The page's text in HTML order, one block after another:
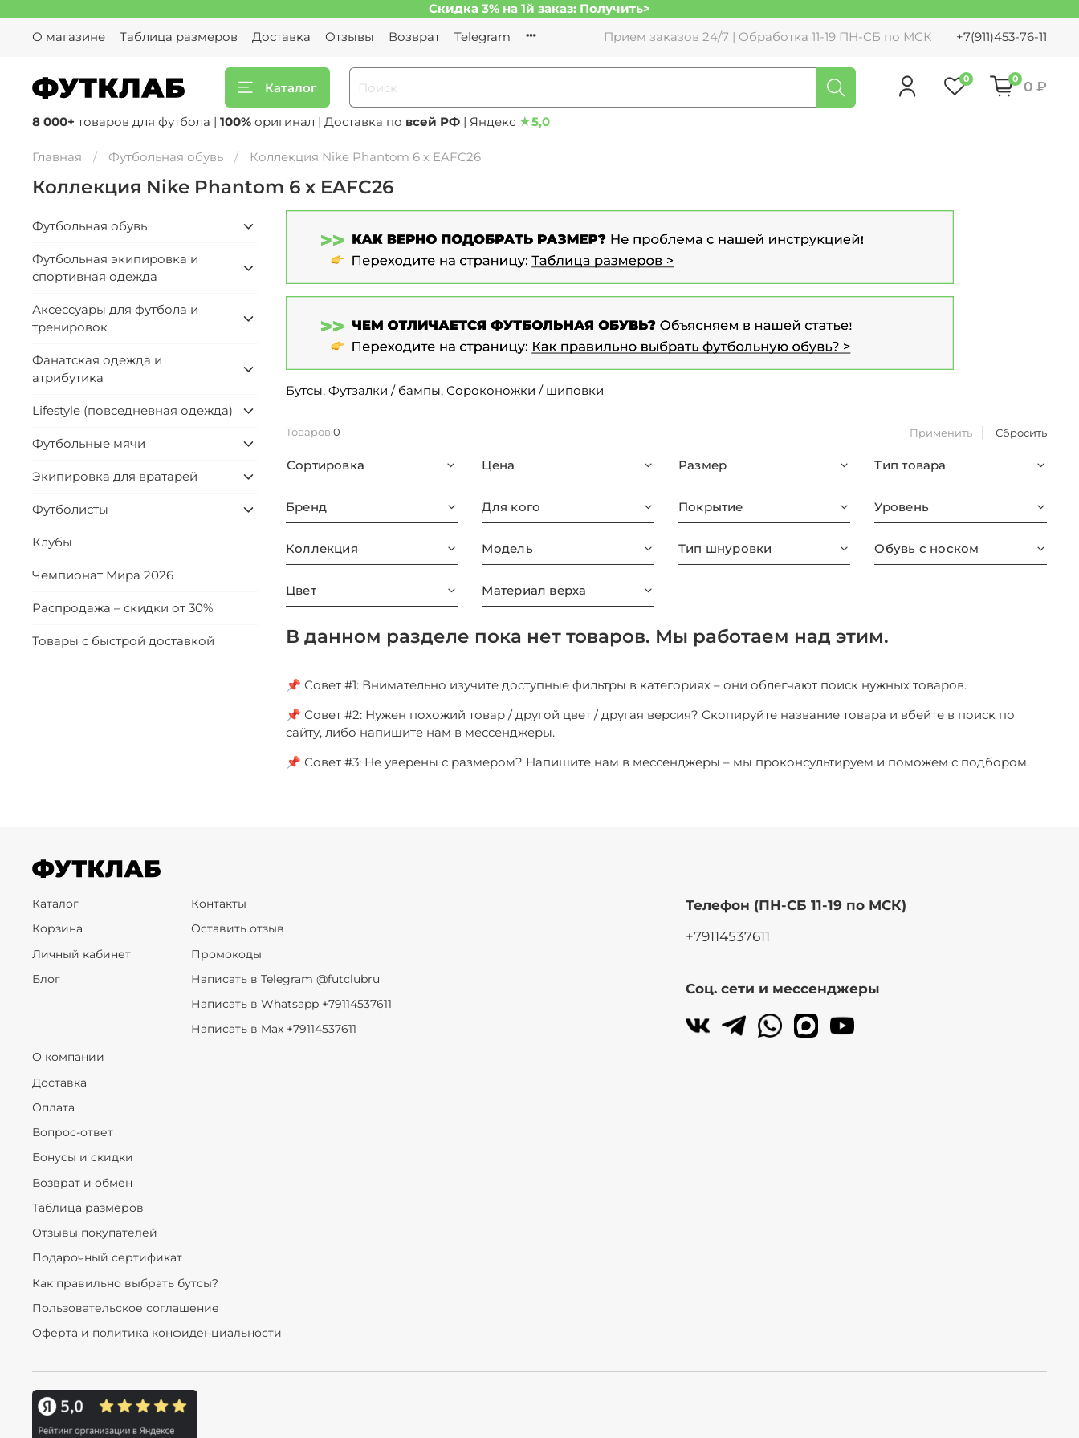
Скидка 3% на 1й заказ: Получить>
О магазине
Таблица размеров Доставка Отзывы Возврат Telegram Прием заказов 24/7 | Обработка 11-19 ПН-СБ по МСК +7(911)453-76-11
Каталог
0 0 0 ₽
8 000+ товаров для футбола | 100% оригинал | Доставка по всей РФ | Яндекс ★5,0
Главная Футбольная обувь Коллекция Nike Phantom 6 x EAFC26
Коллекция Nike Phantom 6 x EAFC26
Бутсы, Футзалки / бампы, Сороконожки / шиповки
Товаров 0 Применить Сбросить
Сортировка Цена Размер Тип товара
Бренд Для кого Покрытие Уровень
Коллекция Модель Тип шнуровки Обувь с носком
Цвет Материал верха
В данном разделе пока нет товаров. Мы работаем над этим.
📌 Совет #1: Внимательно изучите доступные фильтры в категориях – они облегчают поиск нужных товаров.
📌 Совет #2: Нужен похожий товар / другой цвет / другая версия? Скопируйте название товара и вбейте в поиск по
сайту, либо напишите нам в мессенджеры.
📌 Совет #3: Не уверены с размером? Напишите нам в мессенджеры – мы проконсультируем и поможем с подбором.
Футбольная обувь
Футбольная экипировка и
спортивная одежда
Аксессуары для футбола и
тренировок
Фанатская одежда и
атрибутика
Lifestyle (повседневная одежда)
Футбольные мячи
Экипировка для вратарей
Футболисты
Клубы
Чемпионат Мира 2026
Распродажа – скидки от 30%
Товары с быстрой доставкой
Каталог
Корзина
Личный кабинет
Блог
Контакты
Оставить отзыв
Промокоды
Написать в Telegram @futclubru
Написать в Whatsapp +79114537611
Написать в Max +79114537611
О компании
Доставка
Оплата
Вопрос-ответ
Бонусы и скидки
Возврат и обмен
Таблица размеров
Отзывы покупателей
Подарочный сертификат
Как правильно выбрать бутсы?
Пользовательское соглашение
Оферта и политика конфиденциальности
Телефон (ПН-СБ 11-19 по МСК)
+79114537611
Соц. сети и мессенджеры